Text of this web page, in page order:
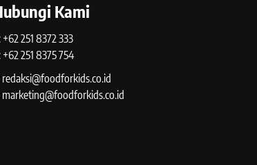
Kami
+62 251 8372 333
+62 251 8375 754
redaksi@foodforkids.co.id
marketing@foodforkids.co.id